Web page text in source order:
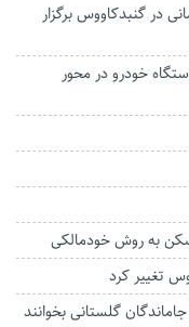
در گنبدکاووس برگزار
در برخورد اتوبوس گنبدکاووس با ۸ دستگاه خودرو در محور
تغییر کرد
گلستانی بخوانند